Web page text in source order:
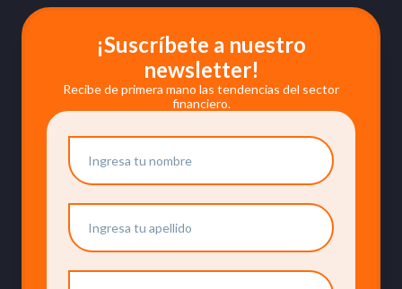
¡Suscríbete a nuestro
newsletter!
Recibe de primera mano las tendencias del sector
financiero.